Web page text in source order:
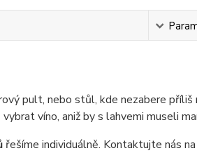
pult, nebo stůl, kde nezabere
víno, aniž by s lahvemi museli
řešíme individuálně. Kontaktujte nás na